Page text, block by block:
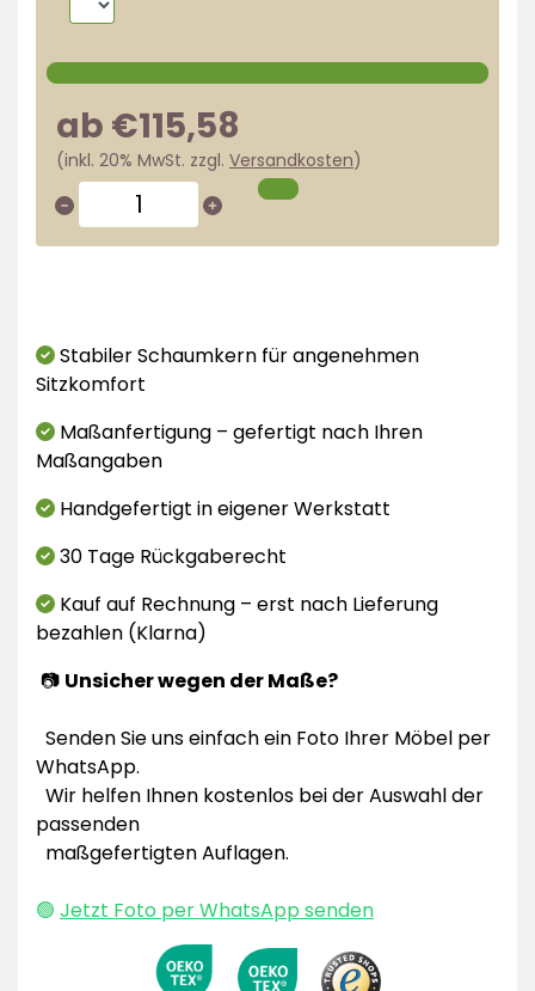
ab €115,58
(inkl. 20% MwSt. zzgl. Versandkosten)
Stabiler Schaumkern für angenehmen
Sitzkomfort
Maßanfertigung – gefertigt nach Ihren
Maßangaben
Handgefertigt in eigener Werkstatt
30 Tage Rückgaberecht
Kauf auf Rechnung – erst nach Lieferung
bezahlen (Klarna)
📷 Unsicher wegen der Maße?
Senden Sie uns einfach ein Foto Ihrer Möbel per
WhatsApp.
Wir helfen Ihnen kostenlos bei der Auswahl der
passenden
maßgefertigten Auflagen.
🟢 Jetzt Foto per WhatsApp senden